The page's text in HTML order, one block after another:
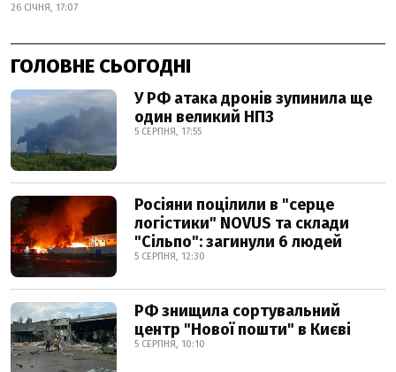
26 СІЧНЯ, 17:07
ГОЛОВНЕ СЬОГОДНІ
У РФ атака дронів зупинила ще
один великий НПЗ
5 СЕРПНЯ, 17:55
Росіяни поцілили в "серце
логістики" NOVUS та склади
"Сільпо": загинули 6 людей
5 СЕРПНЯ, 12:30
РФ знищила сортувальний
центр "Нової пошти" в Києві
5 СЕРПНЯ, 10:10